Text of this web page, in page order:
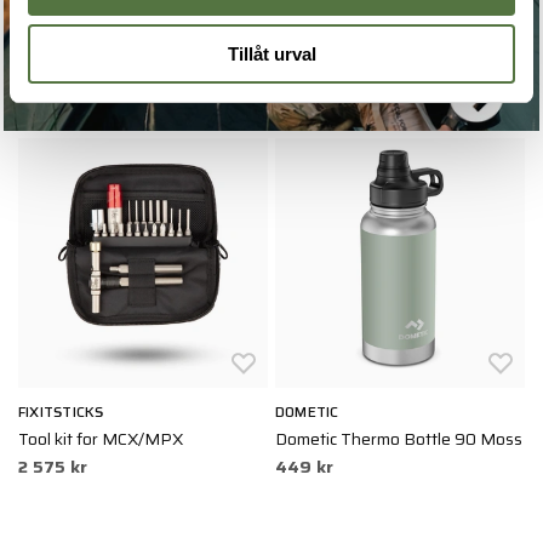
Tillåt urval
Vandring & friluftsliv
Utrustning för vistelse & rörelse i naturen
FIXITSTICKS
Tool kit for MCX/MPX
2 575 kr
DOMETIC
Dometic Thermo Bottle 90 Moss
449 kr